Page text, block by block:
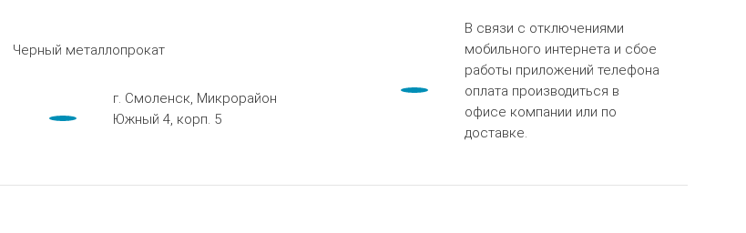
Черный металлопрокат
г. Смоленск, Микрорайон
Южный 4, корп. 5
В связи с отключениями
мобильного интернета и сбое
работы приложений телефона
оплата производиться в
офисе компании или по
доставке.